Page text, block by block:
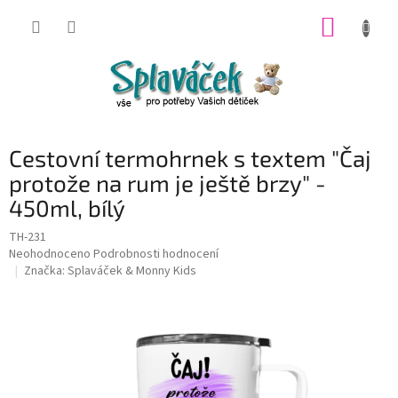
Cestovní termohrnek s textem "Čaj
protože na rum je ještě brzy" -
450ml, bílý
TH-231
Průměrné
hodnocení
Neohodnoceno Podrobnosti hodnocení
Značka: Splaváček & Monny Kids